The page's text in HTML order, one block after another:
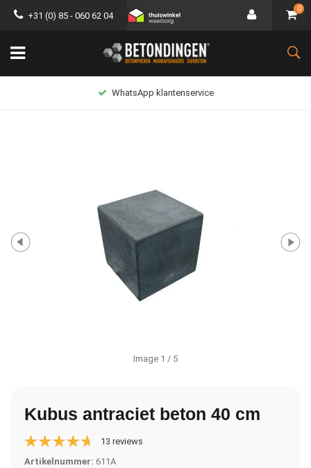
+31 (0) 85 - 060 62 04
0
WhatsApp klantenservice
Image 1 / 5
Kubus antraciet beton 40 cm
13 reviews
Artikelnummer: 611A